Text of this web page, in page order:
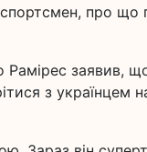
про що
Рамірес
з українцем